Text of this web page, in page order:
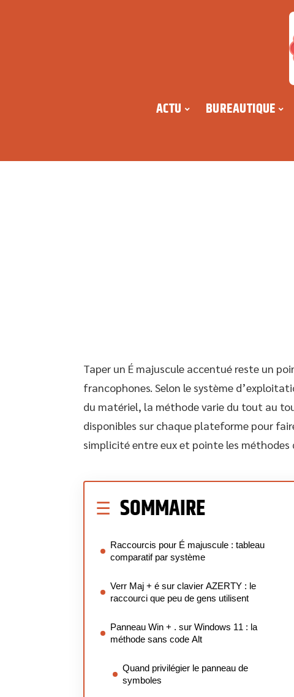
ACTU BUREAUTIQUE
Taper un É majuscule accentué reste un
francophones. Selon le système
du matériel, la méthode varie du tout au
disponibles sur chaque plateforme pour
simplicité entre eux et pointe les
SOMMAIRE
Raccourcis pour É majuscule : tableau
comparatif par système
Verr Maj + é sur clavier AZERTY : le
raccourci que peu de gens utilisent
Panneau Win + . sur Windows 11 : la
méthode sans code Alt
Quand privilégier le panneau de
symboles